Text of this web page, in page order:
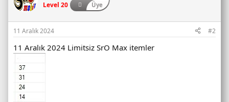
Level 20 Üye
11 Aralık 2024 #2
11 Aralık 2024 Limitsiz SrO Max itemler